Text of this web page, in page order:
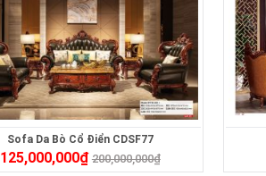
Sofa Da Bò Cổ Điển CDSF77
125,000,000₫ 200,000,000₫